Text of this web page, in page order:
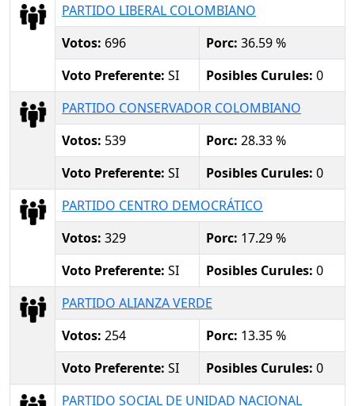
PARTIDO LIBERAL COLOMBIANO
Votos: 696 Porc: 36.59 %
Voto Preferente: SI Posibles Curules: 0
PARTIDO CONSERVADOR COLOMBIANO
Votos: 539 Porc: 28.33 %
Voto Preferente: SI Posibles Curules: 0
PARTIDO CENTRO DEMOCRÁTICO
Votos: 329 Porc: 17.29 %
Voto Preferente: SI Posibles Curules: 0
PARTIDO ALIANZA VERDE
Votos: 254 Porc: 13.35 %
Voto Preferente: SI Posibles Curules: 0
PARTIDO SOCIAL DE UNIDAD NACIONAL